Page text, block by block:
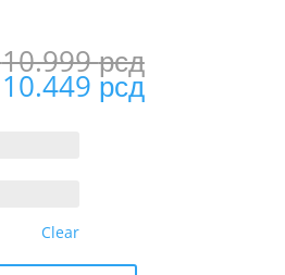
10.999рсдPrice
range:
1.699 рсд
10.449 рсдPrice
range:
Clear